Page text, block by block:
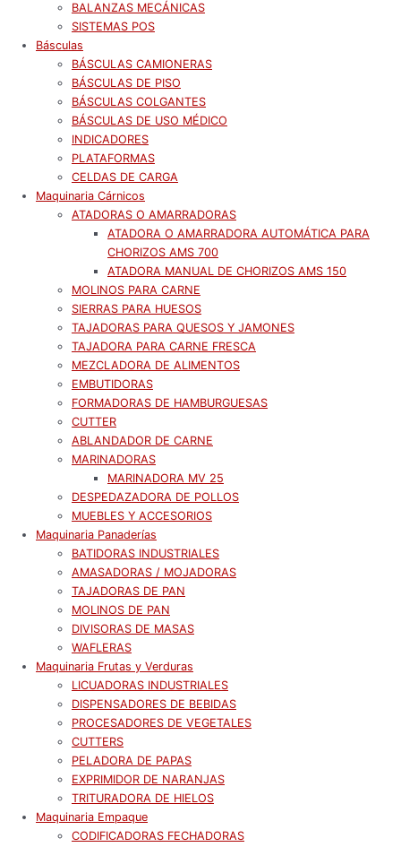
BALANZAS MECÁNICAS
SISTEMAS POS
Básculas
BÁSCULAS CAMIONERAS
BÁSCULAS DE PISO
BÁSCULAS COLGANTES
BÁSCULAS DE USO MÉDICO
INDICADORES
PLATAFORMAS
CELDAS DE CARGA
Maquinaria Cárnicos
ATADORAS O AMARRADORAS
ATADORA O AMARRADORA AUTOMÁTICA PARA
CHORIZOS AMS 700
ATADORA MANUAL DE CHORIZOS AMS 150
MOLINOS PARA CARNE
SIERRAS PARA HUESOS
TAJADORAS PARA QUESOS Y JAMONES
TAJADORA PARA CARNE FRESCA
MEZCLADORA DE ALIMENTOS
EMBUTIDORAS
FORMADORAS DE HAMBURGUESAS
CUTTER
ABLANDADOR DE CARNE
MARINADORAS
MARINADORA MV 25
DESPEDAZADORA DE POLLOS
MUEBLES Y ACCESORIOS
Maquinaria Panaderías
BATIDORAS INDUSTRIALES
AMASADORAS / MOJADORAS
TAJADORAS DE PAN
MOLINOS DE PAN
DIVISORAS DE MASAS
WAFLERAS
Maquinaria Frutas y Verduras
LICUADORAS INDUSTRIALES
DISPENSADORES DE BEBIDAS
PROCESADORES DE VEGETALES
CUTTERS
PELADORA DE PAPAS
EXPRIMIDOR DE NARANJAS
TRITURADORA DE HIELOS
Maquinaria Empaque
CODIFICADORAS FECHADORAS